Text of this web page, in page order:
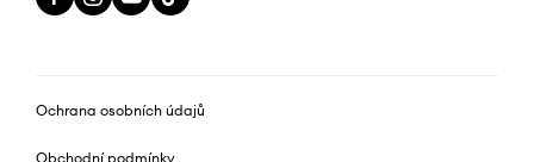
Ochrana osobních údajů
Obchodní podmínky